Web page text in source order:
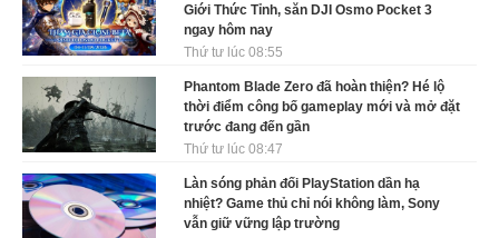
Giới Thức Tỉnh, săn DJI Osmo Pocket 3
ngay hôm nay
Thứ tư lúc 08:55
Phantom Blade Zero đã hoàn thiện? Hé lộ
thời điểm công bố gameplay mới và mở đặt
trước đang đến gần
Thứ tư lúc 08:47
Làn sóng phản đối PlayStation dần hạ
nhiệt? Game thủ chỉ nói không làm, Sony
vẫn giữ vững lập trường